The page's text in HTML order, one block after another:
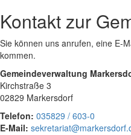
Kontakt zur
Sie können uns anrufen, eine E-
kommen.
Gemeindeverwaltung
Kirchstraße 3
02829 Markersdorf
Telefon: 035829 / 603-0
E-Mail: